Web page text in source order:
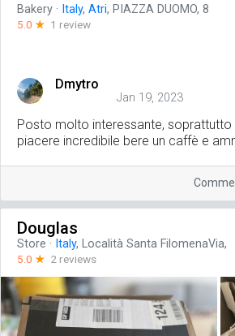
Bakery · Italy, Atri, PIAZZA DUOMO, 8
5.0 ☆ 1 review
Dmytro
Jan 19, 2023
Posto molto interessante, soprattutto
piacere incredibile bere un caffè e
Douglas
Store · Italy, Località Santa FilomenaVia,
5.0 ☆ 2 reviews